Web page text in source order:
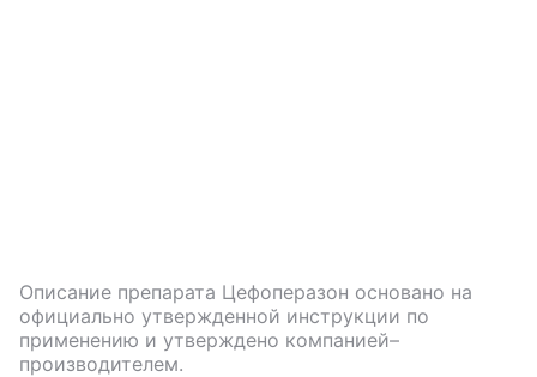
Описание препарата Цефоперазон основано на
официально утвержденной инструкции по
применению и утверждено компанией–
производителем.